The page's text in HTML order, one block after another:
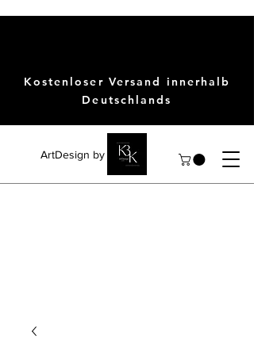
ArtDesign by KBK
Kostenloser Versand innerhalb
Deutschlands